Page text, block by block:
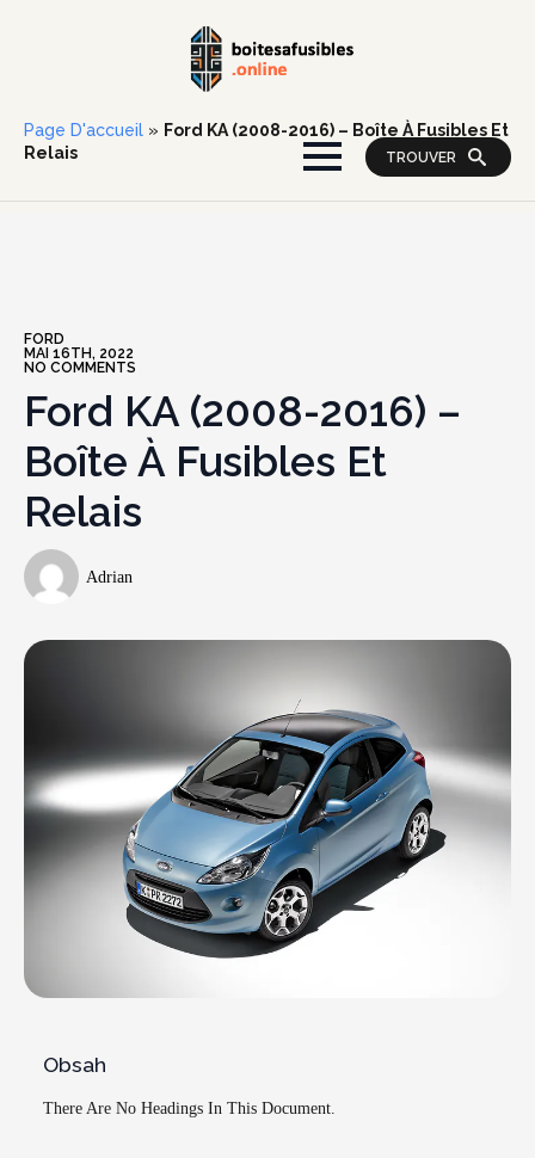
TROUVER
Page D'accueil » Ford KA (2008-2016) – Boîte À Fusibles Et
Relais
FORD
MAI 16TH, 2022
NO COMMENTS
Ford KA (2008-2016) –
Boîte À Fusibles Et
Relais
Adrian
Obsah
There Are No Headings In This Document.